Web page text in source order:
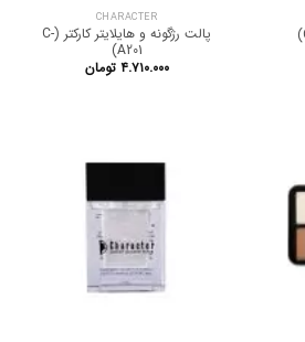
CHARACTER
پالت رژگونه و هایلایتر کارکتر (C-
A201)
۴.۷۱۰.۰۰۰ تومان